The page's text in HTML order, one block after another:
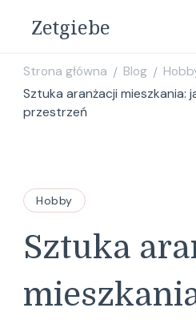
Zetgiebe
Strona główna / Blog /
Sztuka aranżacji mieszkania:
przestrzeń
Hobby
Sztuka